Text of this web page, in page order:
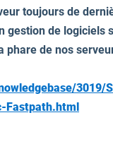
toujours de
gestion de logiciels
phare de nos
3019/
Fastpath.html